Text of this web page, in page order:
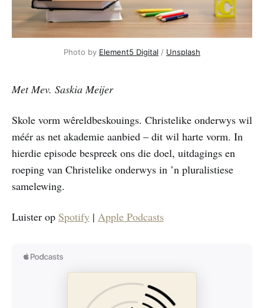
Photo by Element5 Digital / Unsplash
Met Mev. Saskia Meijer
Skole vorm wêreldbeskouings. Christelike onderwys wil
méér as net akademie aanbied – dit wil harte vorm. In
hierdie episode bespreek ons die doel, uitdagings en
roeping van Christelike onderwys in ’n pluralistiese
samelewing.
Luister op Spotify | Apple Podcasts